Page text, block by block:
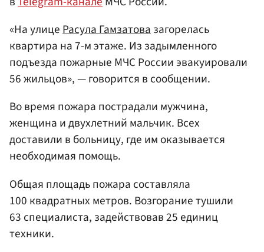
«На улицеРасула Гамзатовазагорелась
квартира на 7-м этаже. Из задымленного
подъезда пожарные МЧС России эвакуировали
56 жильцов», — говорится в сообщении.
Во время пожара пострадали мужчина,
женщина и двухлетний мальчик. Всех
доставили в больницу, где им оказывается
необходимая помощь.
Общая площадь пожара составляла
100 квадратных метров. Возгорание тушили
63 специалиста, задействовав 25 единиц
техники.